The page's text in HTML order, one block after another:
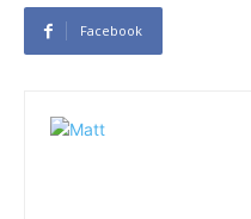
Facebook